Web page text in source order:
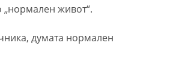
„нормален живот“.
думата нормален